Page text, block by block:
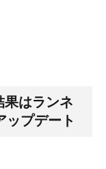
はランネ
ップデート